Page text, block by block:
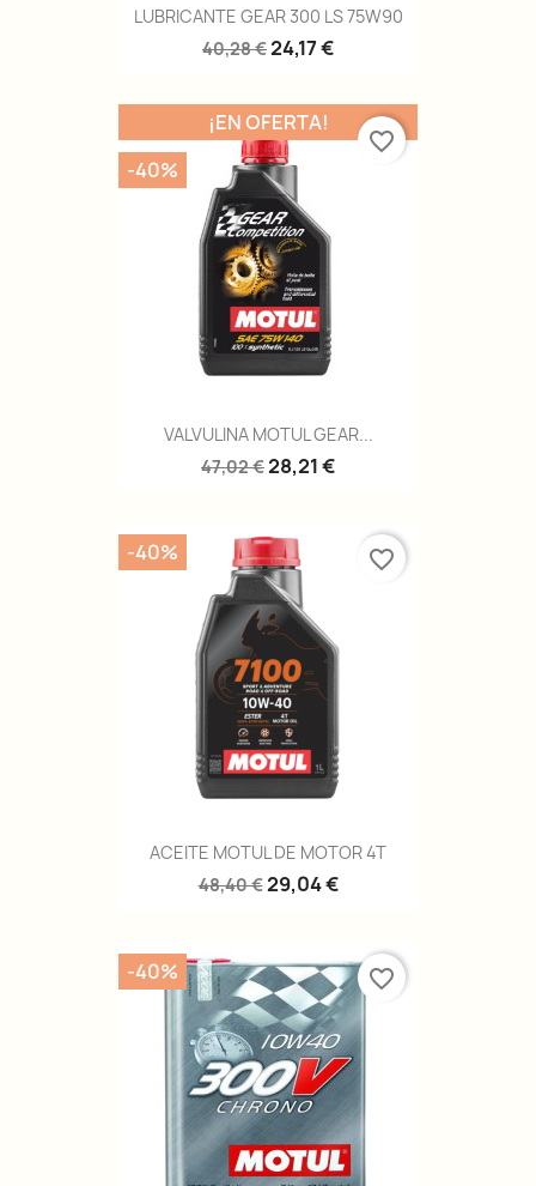
LUBRICANTE GEAR 300 LS 75W90
40,28 €24,17 €
VALVULINA MOTUL GEAR...
47,02 €28,21 €
¡EN OFERTA!
-40%
favorite_border
ACEITE MOTUL DE MOTOR 4T
48,40 €29,04 €
-40% favorite_border
-40% favorite_border